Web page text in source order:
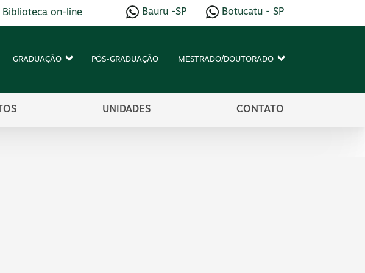
Biblioteca on-line Bauru -SP Botucatu - SP
GRADUAÇÃO PÓS-GRADUAÇÃO MESTRADO/DOUTORADO
UNIDADES CONTATO